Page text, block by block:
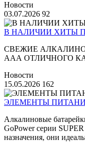
Новости
03.07.2026 92
В НАЛИЧИИ ХИТЫ
СВЕЖИЕ
ААА
Новости
15.05.2026 162
ЭЛЕМЕНТЫ
Алкалиновые
GoPower серии
назначения, они